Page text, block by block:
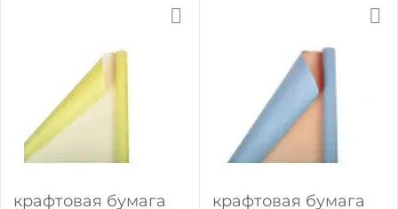
крафтовая бумага крафтовая бумага